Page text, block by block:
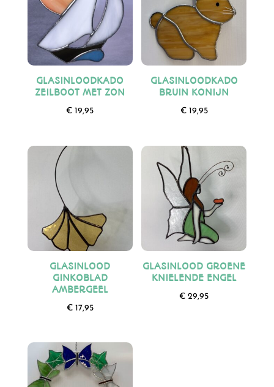
GLASINLOODKADO
ZEILBOOT MET ZON
€ 19,95
GLASINLOODKADO
BRUIN KONIJN
€19,95
GLASINLOOD
GINKOBLAD
AMBERGEEL
€17,95
GLASINLOOD GROENE
KNIELENDE ENGEL
€ 29,95